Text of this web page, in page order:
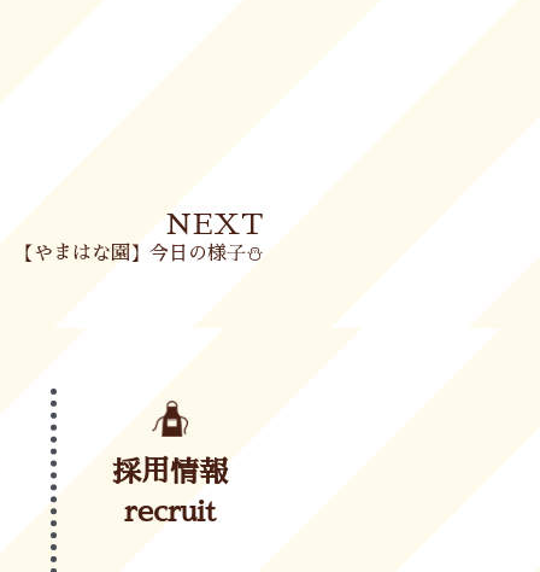
NEXT
【やまはな園】今日の様子⛄
採用情報
recruit